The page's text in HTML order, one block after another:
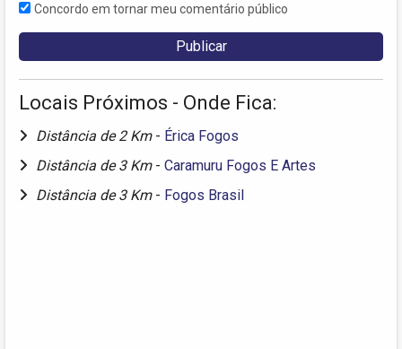
Concordo em tornar meu comentário público
Locais Próximos - Onde Fica:
Distância de 2 Km - Érica Fogos
Distância de 3 Km - Caramuru Fogos E Artes
Distância de 3 Km - Fogos Brasil